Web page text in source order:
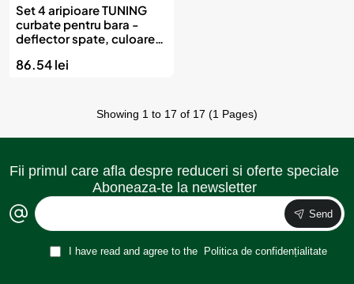
Set 4 aripioare TUNING
curbate pentru bara -
deflector spate, culoare
surub sau banda dublu
86.54 lei
Showing 1 to 17 of 17 (1 Pages)
Fii primul care afla despre reduceri si oferte speciale
Aboneaza-te la newsletter
Send
I have read and agree to the Politica de confidențialitate